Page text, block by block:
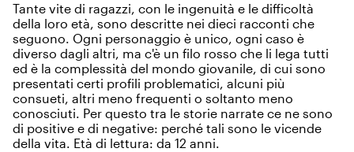
Tante vite di ragazzi, con le ingenuità e le difficoltà
della loro età, sono descritte nei dieci racconti che
seguono. Ogni personaggio è unico, ogni caso è
diverso dagli altri, ma c'è un filo rosso che li lega tutti
ed è la complessità del mondo giovanile, di cui sono
presentati certi profili problematici, alcuni più
consueti, altri meno frequenti o soltanto meno
conosciuti. Per questo tra le storie narrate ce ne sono
di positive e di negative: perché tali sono le vicende
della vita. Età di lettura: da 12 anni.